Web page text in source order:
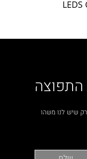
התפוצה
רק שיש לנו משהו